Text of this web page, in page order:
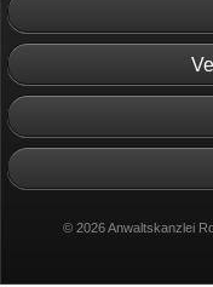
© 2026 Anwaltskanzlei